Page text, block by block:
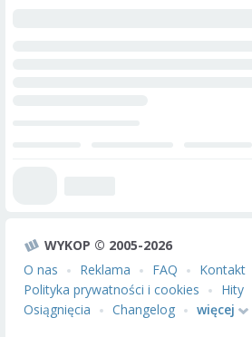
WYKOP © 2005-2026
O nas
Reklama FAQ Kontakt
Polityka prywatności i cookies
Hity
Osiągnięcia
Changelog
więcej